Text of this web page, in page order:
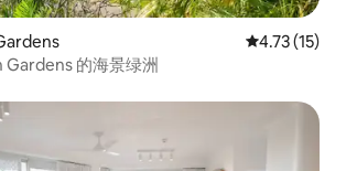
平均评分
4.73 (15)
Gardens 的海景绿洲